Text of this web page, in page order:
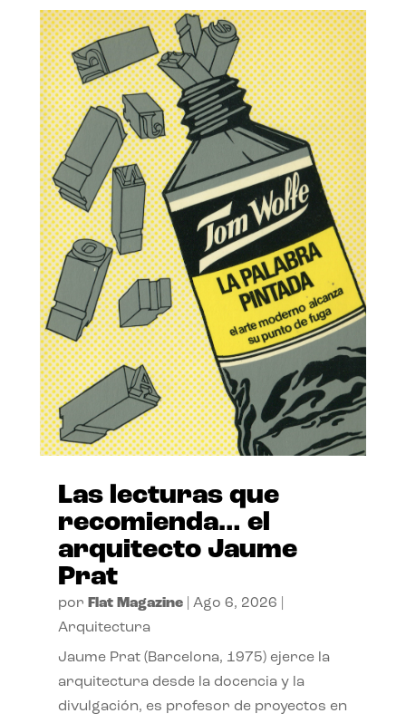
Las lecturas que
recomienda… el
arquitecto Jaume
Prat
por Flat Magazine| Ago 6, 2026
Arquitectura
Jaume Prat (Barcelona, 1975) ejerce la
arquitectura desde la docencia y la
divulgación, es profesor de proyectos en